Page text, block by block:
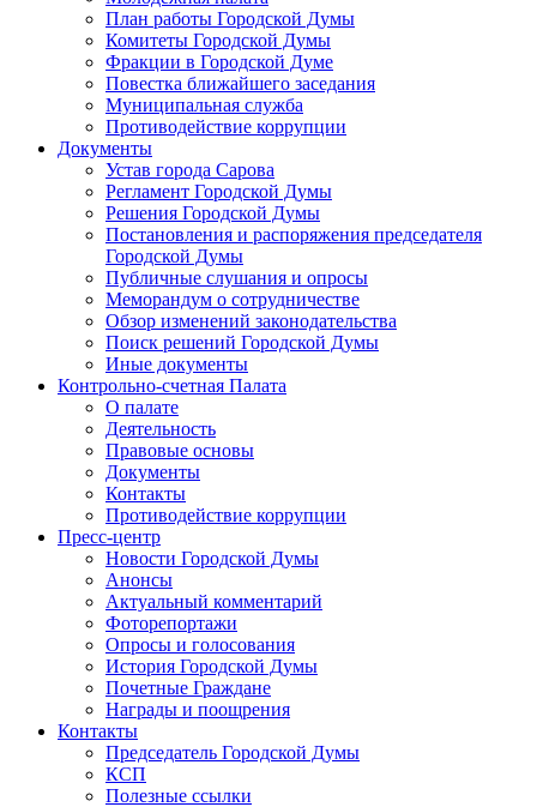
План работы Городской Думы
Комитеты Городской Думы
Фракции в Городской Думе
Повестка ближайшего заседания
Муниципальная служба
Противодействие коррупции
Документы
Устав города Сарова
Регламент Городской Думы
Решения Городской Думы
Постановления и распоряжения председателя
Городской Думы
Публичные слушания и опросы
Меморандум о сотрудничестве
Обзор изменений законодательства
Поиск решений Городской Думы
Иные документы
Контрольно-счетная Палата
О палате
Деятельность
Правовые основы
Документы
Контакты
Противодействие коррупции
Пресс-центр
Новости Городской Думы
Анонсы
Актуальный комментарий
Фоторепортажи
Опросы и голосования
История Городской Думы
Почетные Граждане
Награды и поощрения
Контакты
Председатель Городской Думы
КСП
Полезные ссылки